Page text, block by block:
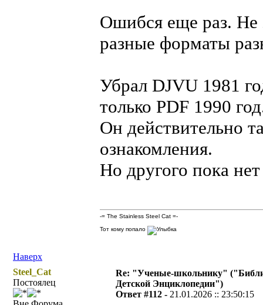
Ошибся еще раз. Не
разные форматы
Убрал DJVU 1981
только PDF 1990
Он действительно
ознакомления.
Но другого пока нет
Наверх
-= The Stainless Steel Cat =-
Тот кому попало
Steel_Cat
Постоялец
Re: "Ученые-школьнику"
Детской Энциклопедии")
Ответ #112 - 21.01.2026 :: 23:50:15